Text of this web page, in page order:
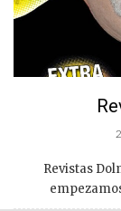
Revistas